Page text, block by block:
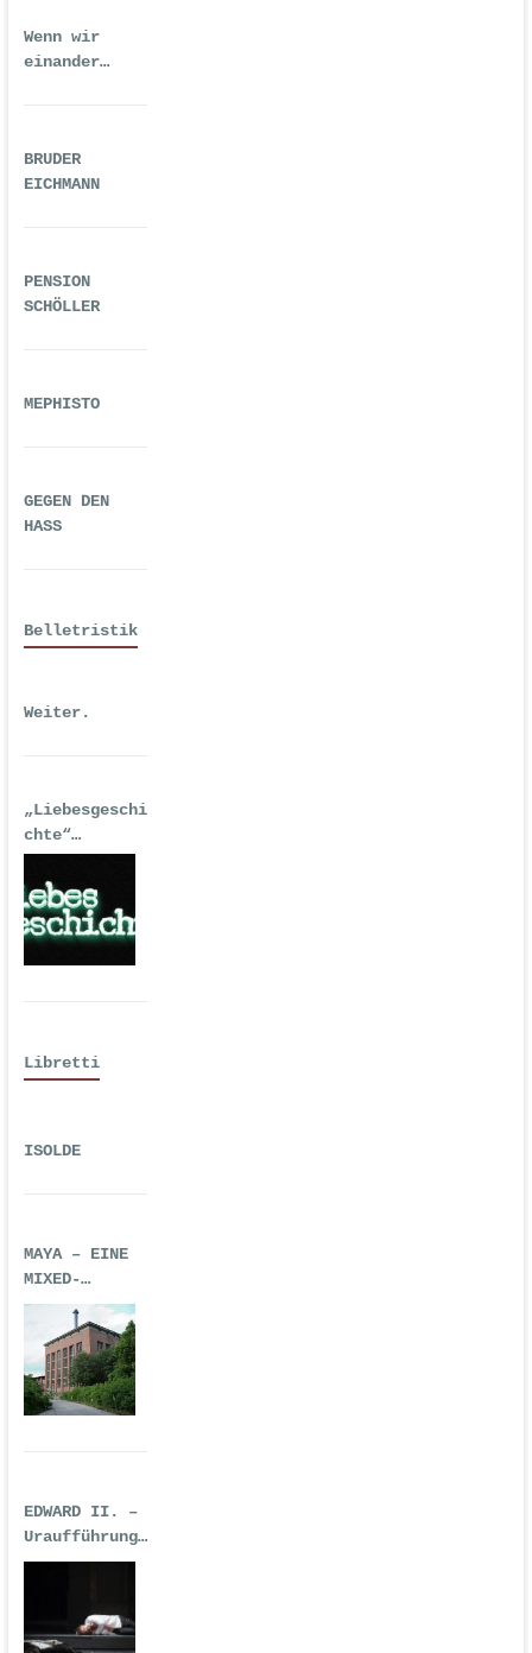
Wenn wir
einander
BRUDER
EICHMANN
PENSION
SCHÖLLER
MEPHISTO
GEGEN DEN
HASS
Belletristik
Weiter.
„Liebesgeschi
chte“
| Erstausgabe
2016 als
Hörspiel
Libretti
ISOLDE
MAYA – EINE
MIXED-
REALITY-
TECHNO-OPER
EDWARD II. –
Uraufführung
| Premiere:
Deutsche Oper
Berlin